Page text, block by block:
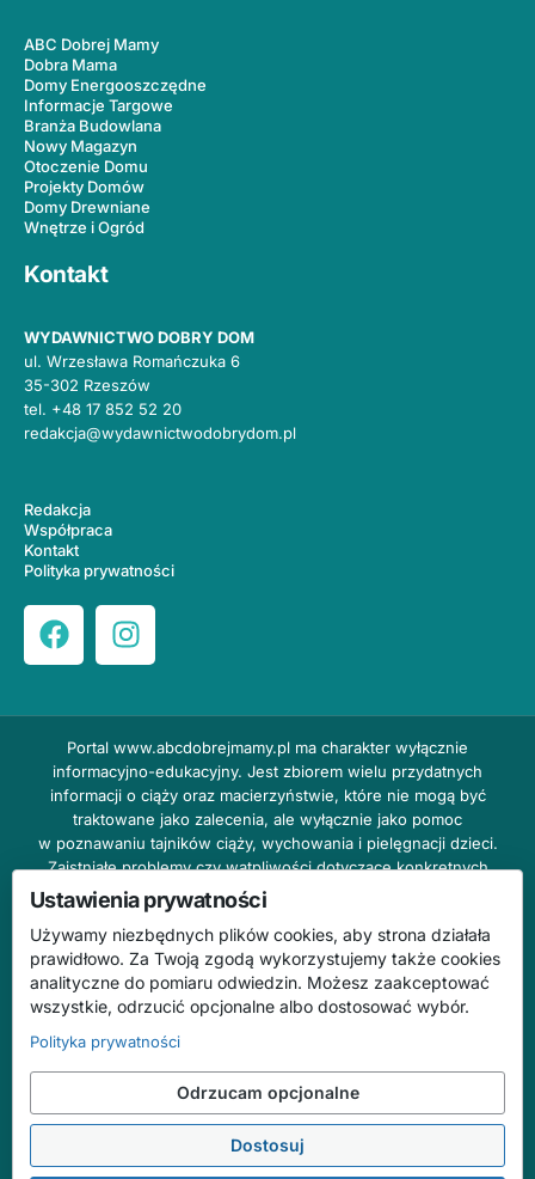
ABC Dobrej Mamy
Dobra Mama
Domy Energooszczędne
Informacje Targowe
Branża Budowlana
Nowy Magazyn
Otoczenie Domu
Projekty Domów
Domy Drewniane
Wnętrze i Ogród
Kontakt
WYDAWNICTWO DOBRY DOM
ul. Wrzesława Romańczuka 6
35-302 Rzeszów
tel. +48 17 852 52 20
redakcja@wydawnictwodobrydom.pl
Redakcja
Współpraca
Kontakt
Polityka prywatności
Portal www.abcdobrejmamy.pl ma charakter wyłącznie
informacyjno-edukacyjny. Jest zbiorem wielu przydatnych
informacji o ciąży oraz macierzyństwie, które nie mogą być
traktowane jako zalecenia, ale wyłącznie jako pomoc
w poznawaniu tajników ciąży, wychowania i pielęgnacji dzieci.
Zaistniałe problemy czy wątpliwości dotyczące konkretnych
przypadków należy bezzwłocznie konsultować z prowadzącym
lekarzem ginekologiem lub innym stosownym specjalistą w danej
dziedzinie. DOBRY DOM nie odpowiada za treść reklam,
nie ponosi również żadnych konsekwencji prawnych ani
odpowiedzialności za następstwa mogące wyniknąć na skutek
zastosowania podanych informacji bez wcześniejszej konsultacji
Na stronie abcdobrejmamy.pl mogą występować wpisy
o charakterze reklamowym.
© 2026 ABC Dobrej Mamy. Wszelkie prawa zastrzeżone.
Ustawienia prywatności
Używamy niezbędnych plików cookies, aby strona działała
prawidłowo. Za Twoją zgodą wykorzystujemy także cookies
analityczne do pomiaru odwiedzin. Możesz zaakceptować
wszystkie, odrzucić opcjonalne albo dostosować wybór.
Polityka prywatności
Odrzucam opcjonalne
Dostosuj